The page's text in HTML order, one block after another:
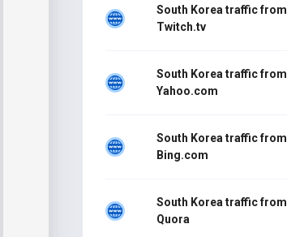
South Korea traffic from
Twitch.tv
South Korea traffic from
Yahoo.com
South Korea traffic from
Bing.com
South Korea traffic from
Quora